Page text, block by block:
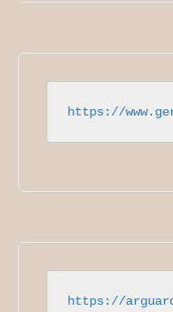
https://
https://